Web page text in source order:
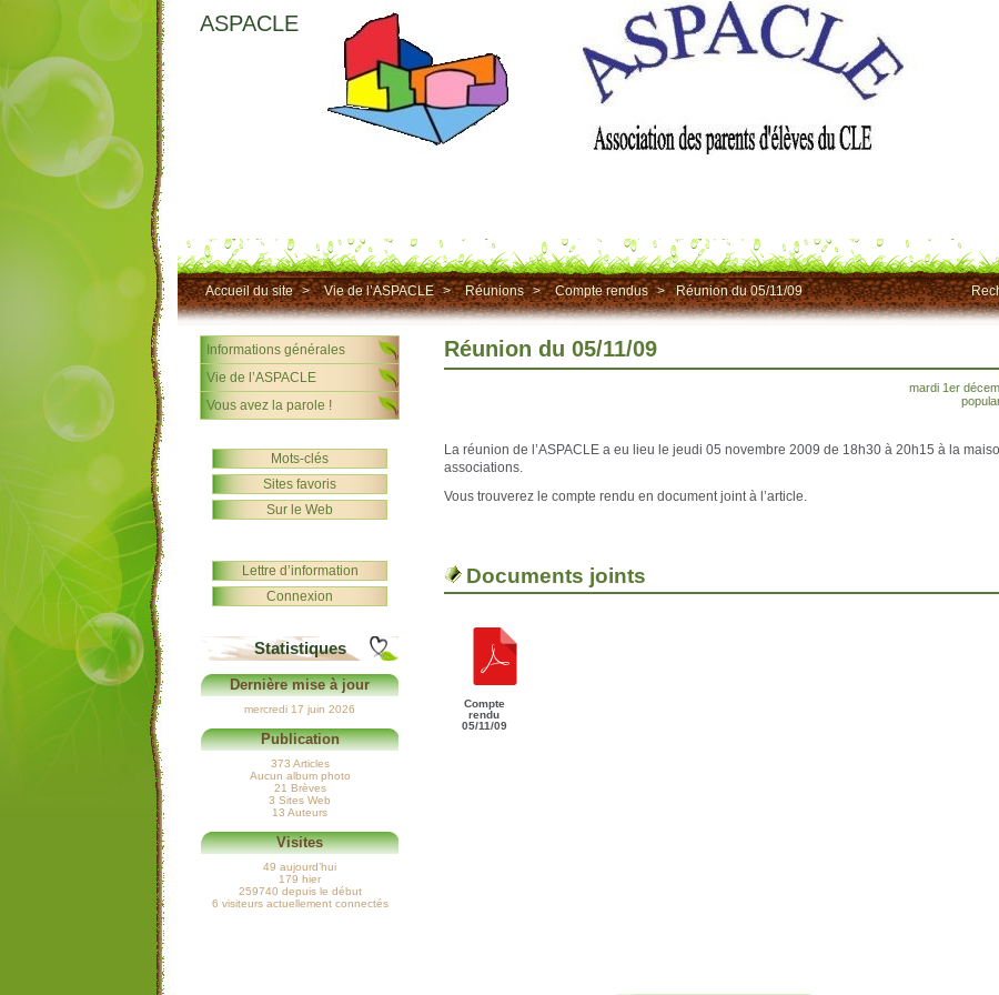
ASPACLE
Accueil du site > Vie de l’ASPACLE > Réunions > Compte rendus > Réunion du 05/11/09
Réunion du 05/11/09
mardi 1er
La réunion de l’ASPACLE a eu lieu le jeudi 05 novembre 2009 de 18h30 à 20h15 à la
associations.
Vous trouverez le compte rendu en document joint à l’article.
Documents joints
Compte
rendu
05/11/09
Informations générales
Vie de l’ASPACLE
Vous avez la parole !
Mots-clés
Sites favoris
Sur le Web
Lettre d’information
Connexion
Statistiques
Dernière mise à jour
mercredi 17 juin 2026
Publication
373 Articles
Aucun album photo
21 Brèves
3 Sites Web
13 Auteurs
Visites
49 aujourd’hui
179 hier
259740 depuis le début
6 visiteurs actuellement connectés